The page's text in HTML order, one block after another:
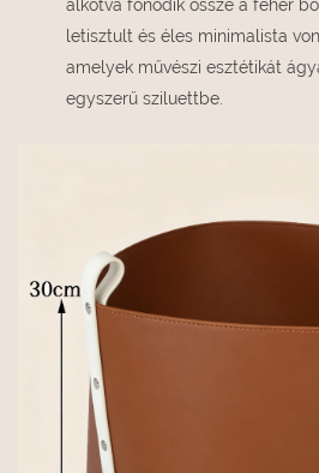
alkotva fonódik össze a fehér
letisztult és éles minimalista
amelyek művészi esztétikát
egyszerű sziluettbe.